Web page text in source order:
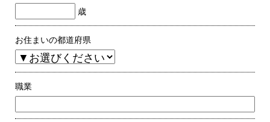
歳
お住まいの都道府県
職業